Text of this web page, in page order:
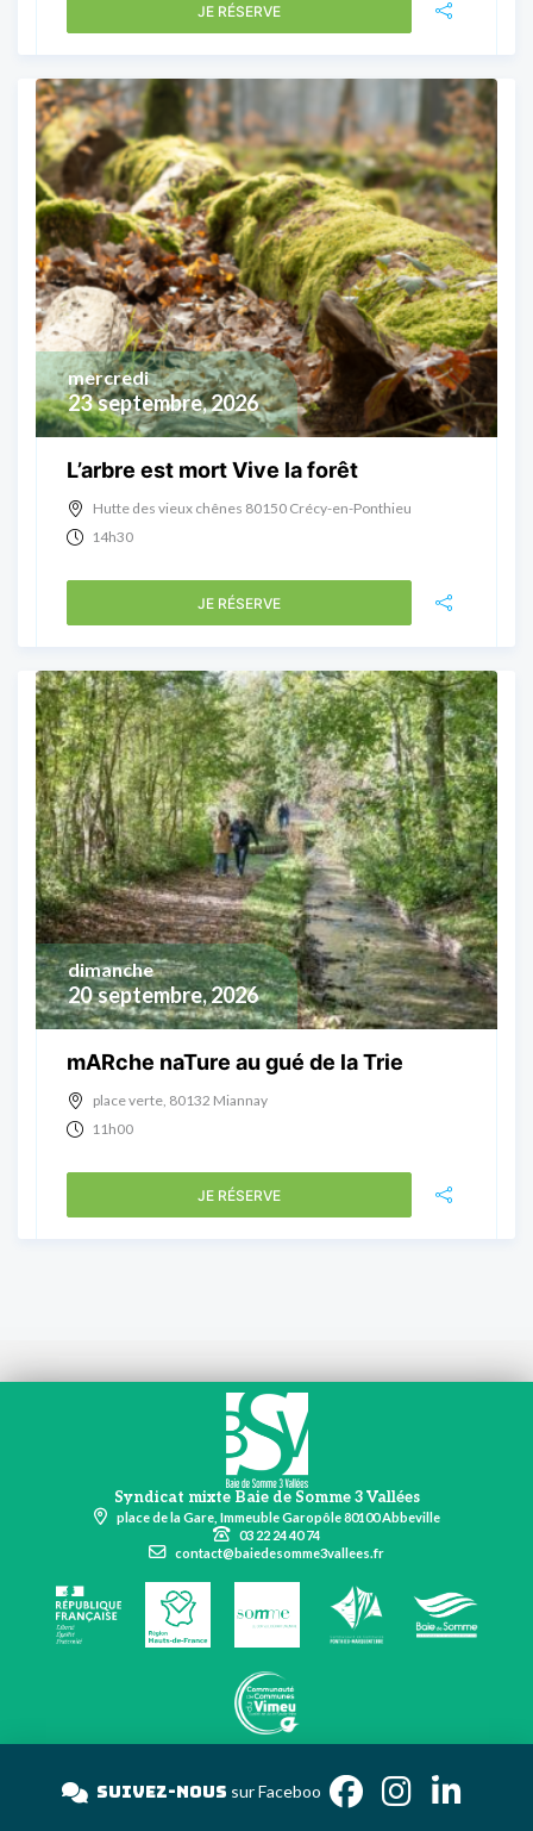
JE RÉSERVE
23 septembre, 2026
mercredi
L’arbre est mort Vive la forêt
Hutte des vieux chênes 80150 Crécy-en-Ponthieu
14h30
JE RÉSERVE
20 septembre, 2026
dimanche
mARche naTure au gué de la Trie
place verte, 80132 Miannay
11h00
JE RÉSERVE
Syndicat mixte Baie de Somme 3 Vallées
place de la Gare, Immeuble Garopôle 80100 Abbeville
03 22 24 40 74
contact@baiedesomme3vallees.fr
Suivez-noussur Faceb